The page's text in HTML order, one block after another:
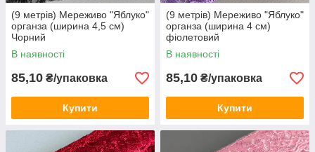
(9 метрів) Мереживо "Яблуко"
органза (ширина 4,5 см)
Чорний
В наявності
85,10 ₴/упаковка
Купити
(9 метрів) Мереживо "Яблуко"
органза (ширина 4 см)
фіолетовий
В наявності
85,10 ₴/упаковка
Купити